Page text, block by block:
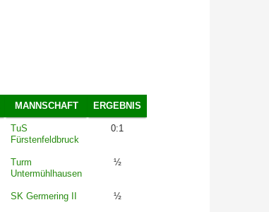
MANNSCHAFT ERGEBNIS
TuS
Fürstenfeldbruck
0:1
Turm
Untermühlhausen
½
SK Germering II ½